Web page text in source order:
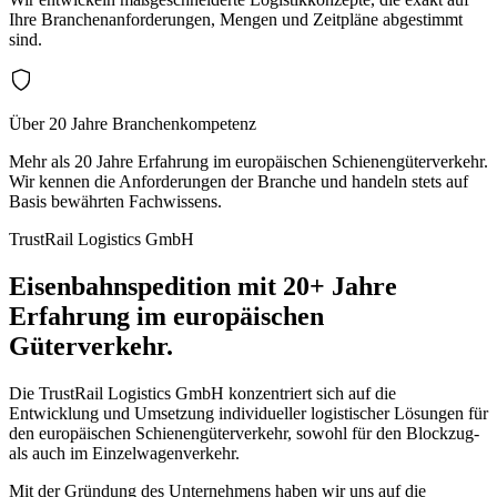
Ihre Branchenanforderungen, Mengen und Zeitpläne abgestimmt
sind.
Über 20 Jahre Branchenkompetenz
Mehr als 20 Jahre Erfahrung im europäischen Schienengüterverkehr.
Wir kennen die Anforderungen der Branche und handeln stets auf
Basis bewährten Fachwissens.
TrustRail Logistics GmbH
Eisenbahnspedition mit 20+ Jahre
Erfahrung im europäischen
Güterverkehr.
Die TrustRail Logistics GmbH konzentriert sich auf die
Entwicklung und Umsetzung individueller logistischer Lösungen für
den europäischen Schienengüterverkehr, sowohl für den Blockzug-
als auch im Einzelwagenverkehr.
Mit der Gründung des Unternehmens haben wir uns auf die